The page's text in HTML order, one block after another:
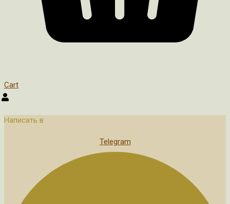
Cart
Написать в
Telegram